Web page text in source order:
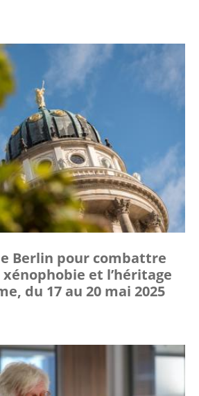
Berlin pour combattre
et l’héritage
du 17 au 20 mai 2025